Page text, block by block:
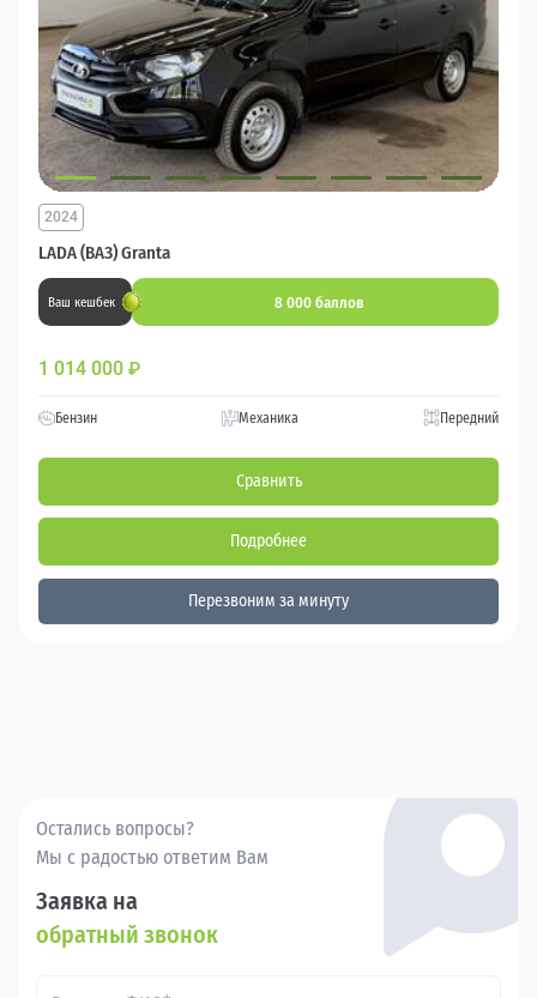
LADA (ВАЗ) Granta
2024
Ваш кешбек 8 000 баллов
1 014 000 ₽
Бензин Механика Передний
Сравнить
Подробнее
Перезвоним за минуту
Остались вопросы?
Мы с радостью ответим Вам
Заявка на
обратный звонок